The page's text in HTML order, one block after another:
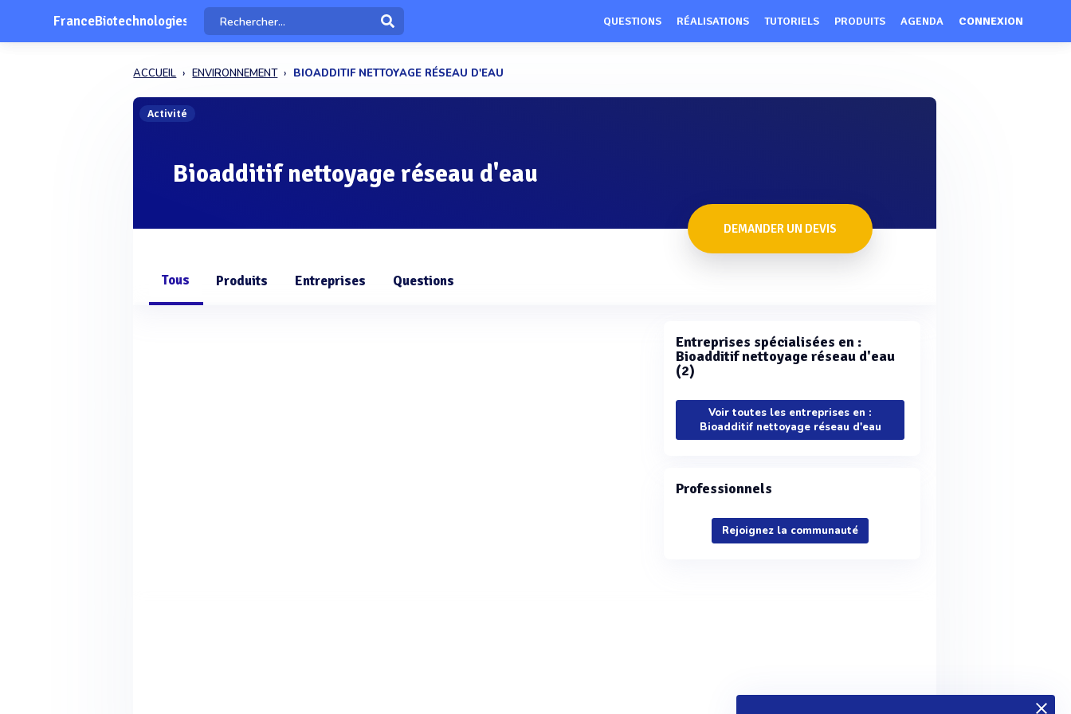
FranceBiotechnologies QUESTIONS RÉALISATIONS TUTORIELS PRODUITS AGENDA CONNEXION
ACCUEIL ENVIRONNEMENT BIOADDITIF NETTOYAGE RÉSEAU D'EAU
Activité
Bioadditif nettoyage réseau d'eau
DEMANDER UN DEVIS
Tous Produits Entreprises Questions
Entreprises spécialisées en :
Bioadditif nettoyage réseau d'eau
(2)
Voir toutes les entreprises en :
Bioadditif nettoyage réseau d'eau
Professionnels
Rejoignez la communauté